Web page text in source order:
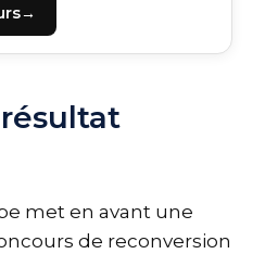
met en avant une
de reconversion